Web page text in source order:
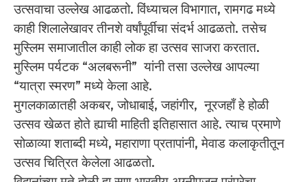
उत्सवाचा उल्लेख आढळतो. विंध्याचल विभागात, रामगढ मध्ये
काही शिलालेखावर तीनशे वर्षांपूर्वीचा संदर्भ आढळतो. तसेच
मुस्लिम समाजातील काही लोक हा उत्सव साजरा करतात.
मुस्लिम पर्यटक “अलबरूनी” यांनी तसा उल्लेख आपल्या
“यात्रा स्मरण” मध्ये केला आहे.
मुगलकाळातही अकबर, जोधाबाई, जहांगीर, नूरजहाँ हे होळी
उत्सव खेळत होते ह्याची माहिती इतिहासात आहे. त्याच प्रमाणे
सोळाव्या शताब्दी मध्ये, महाराणा प्रतापांनी, मेवाड कलाकृतीतून
उत्सव चित्रित केलेला आढळतो.